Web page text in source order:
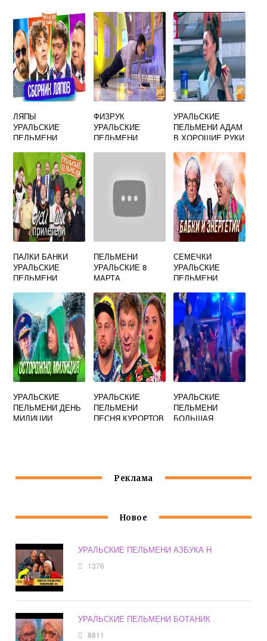
ЛЯПЫ
УРАЛЬСКИЕ
ПЕЛЬМЕНИ
ФИЗРУК
УРАЛЬСКИЕ
ПЕЛЬМЕНИ
УРАЛЬСКИЕ
ПЕЛЬМЕНИ АДАМ
В ХОРОШИЕ РУКИ
ПАЛКИ БАНКИ
УРАЛЬСКИЕ
ПЕЛЬМЕНИ
ПЕЛЬМЕНИ
УРАЛЬСКИЕ 8
МАРТА
СЕМЕЧКИ
УРАЛЬСКИЕ
ПЕЛЬМЕНИ
УРАЛЬСКИЕ
ПЕЛЬМЕНИ ДЕНЬ
МИЛИЦИИ
УРАЛЬСКИЕ
ПЕЛЬМЕНИ
ПЕСНЯ КУРОРТОВ
УРАЛЬСКИЕ
ПЕЛЬМЕНИ
БОЛЬШАЯ
Реклама
Новое
УРАЛЬСКИЕ ПЕЛЬМЕНИ АЗБУКА Н
1376
УРАЛЬСКИЕ ПЕЛЬМЕНИ БОТАНИК
8811